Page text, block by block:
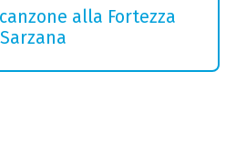
alla Fortezza